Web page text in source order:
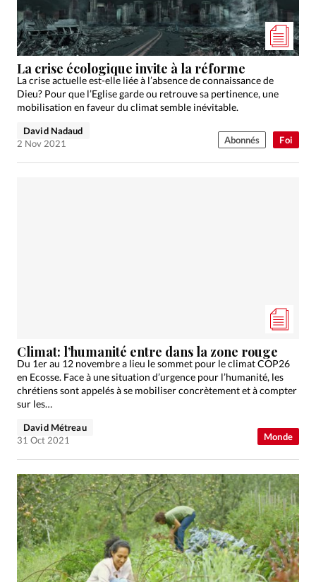
Foi
La crise écologique invite à la réforme
La crise actuelle est-elle liée à l’absence de connaissance de
Dieu? Pour que l’Eglise garde ou retrouve sa pertinence, une
mobilisation en faveur du climat semble inévitable.
David Nadaud
2 Nov 2021
Abonnés
Monde
Climat: l’humanité entre dans la zone rouge
Du 1er au 12 novembre a lieu le sommet pour le climat COP26
en Ecosse. Face à une situation d’urgence pour l’humanité, les
chrétiens sont appelés à se mobiliser concrètement et à compter
sur les…
David Métreau
31 Oct 2021